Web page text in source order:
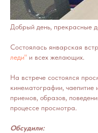
Добрый день, прекрасные
Состоялась январская
леди" и всех желающих.
На встрече состоялся
кинематографии, чаепитие
приемов, образов,
процессе просмотра.
Обсудили: